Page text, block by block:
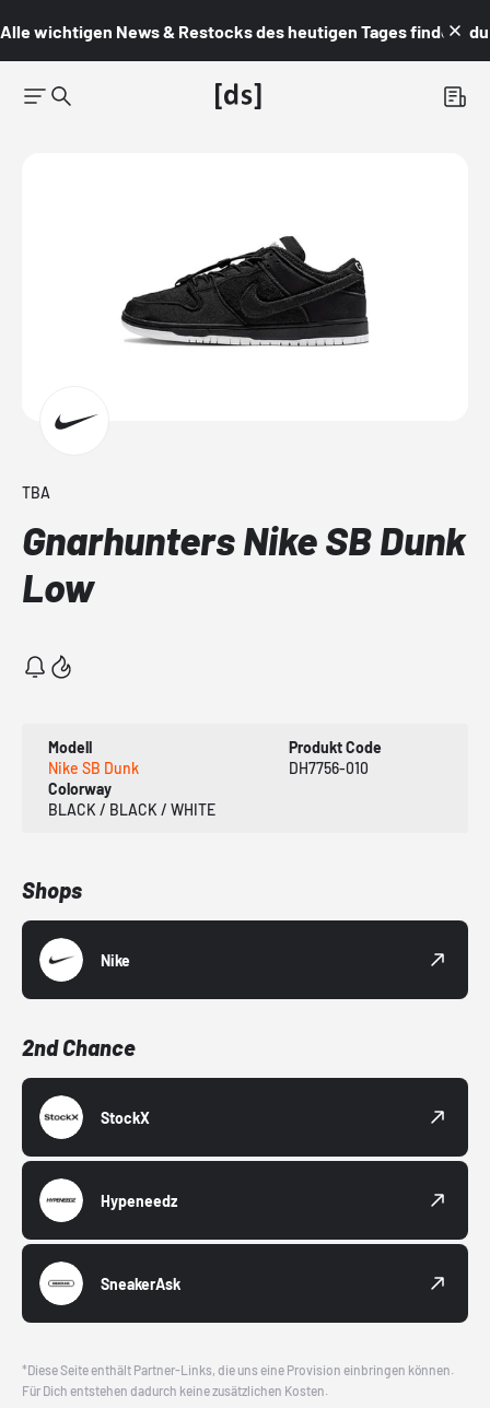
Alle wichtigen News & Restocks des heutigen Tages findest du
TBA
Gnarhunters Nike SB Dunk
Low
Modell
Nike SB Dunk
Produkt Code
DH7756-010
Colorway
BLACK / BLACK / WHITE
Shops
Nike
2nd Chance
StockX
Hypeneedz
SneakerAsk
*Diese Seite enthält Partner-Links, die uns eine Provision einbringen können.
Für Dich entstehen dadurch keine zusätzlichen Kosten.